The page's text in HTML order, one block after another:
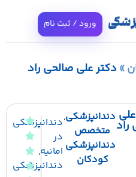
ورود / ثبت نام
علی صالحی راد
,
متخصص
دندانپزشکی
کودکان
دندانپزشکی
در
امانیه
دندانپزشکی